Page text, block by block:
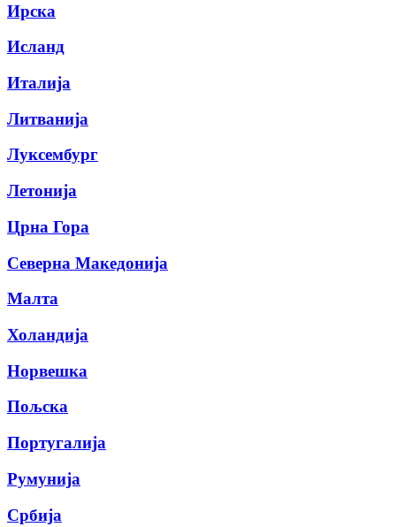
Ирска
Исланд
Италија
Литванија
Луксембург
Летонија
Црна Гора
Северна Македонија
Малта
Холандија
Норвешка
Пољска
Португалија
Румунија
Србија